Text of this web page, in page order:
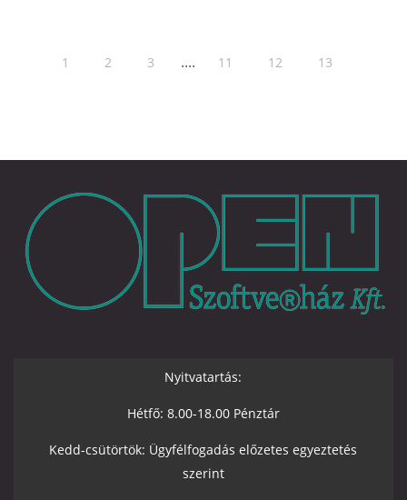
1 2 3 .... 11 12 13
Nyitvatartás:
Hétfő: 8.00-18.00 Pénztár
Kedd-csütörtök: Ügyfélfogadás előzetes egyeztetés
szerint